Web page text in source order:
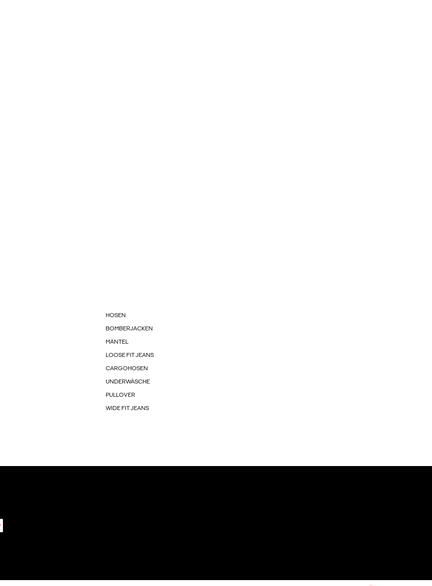
HOSEN
BOMBERJACKEN
MÄNTEL
LOOSE FIT JEANS
CARGOHOSEN
UNDERWÄSCHE
PULLOVER
WIDE FIT JEANS